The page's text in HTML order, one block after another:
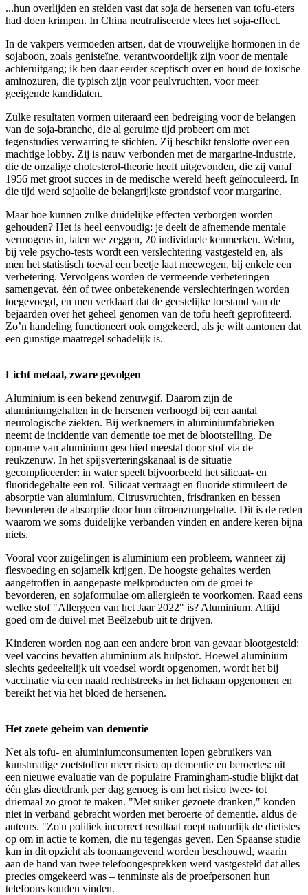
...hun overlijden en stelden vast dat soja de hersenen van tofu-eters
had doen krimpen. In China neutraliseerde vlees het soja-effect.
In de vakpers vermoeden artsen, dat de vrouwelijke hormonen in de
sojaboon, zoals genisteïne, verantwoordelijk zijn voor de mentale
achteruitgang; ik ben daar eerder sceptisch over en houd de toxische
aminozuren, die typisch zijn voor peulvruchten, voor meer
geeigende kandidaten.
Zulke resultaten vormen uiteraard een bedreiging voor de belangen
van de soja-branche, die al geruime tijd probeert om met
tegenstudies verwarring te stichten. Zij beschikt tenslotte over een
machtige lobby. Zij is nauw verbonden met de margarine-industrie,
die de onzalige cholesterol-theorie heeft uitgevonden, die zij vanaf
1956 met groot succes in de medische wereld heeft geïnoculeerd. In
die tijd werd sojaolie de belangrijkste grondstof voor margarine.
Maar hoe kunnen zulke duidelijke effecten verborgen worden
gehouden? Het is heel eenvoudig: je deelt de afnemende mentale
vermogens in, laten we zeggen, 20 individuele kenmerken. Welnu,
bij vele psycho-tests wordt een verslechtering vastgesteld en, als
men het statistisch toeval een beetje laat meewegen, bij enkele een
verbetering. Vervolgens worden de vermeende verbeteringen
samengevat, één of twee onbetekenende verslechteringen worden
toegevoegd, en men verklaart dat de geestelijke toestand van de
bejaarden over het geheel genomen van de tofu heeft geprofiteerd.
Zo’n handeling functioneert ook omgekeerd, als je wilt aantonen dat
een gunstige maatregel schadelijk is.
Licht metaal, zware gevolgen
Aluminium is een bekend zenuwgif. Daarom zijn de
aluminiumgehalten in de hersenen verhoogd bij een aantal
neurologische ziekten. Bij werknemers in aluminiumfabrieken
neemt de incidentie van dementie toe met de blootstelling. De
opname van aluminium geschied meestal door stof via de
reukzenuw. In het spijsverteringskanaal is de situatie
gecompliceerder: in water speelt bijvoorbeeld het silicaat- en
fluoridegehalte een rol. Silicaat vertraagt en fluoride stimuleert de
absorptie van aluminium. Citrusvruchten, frisdranken en bessen
bevorderen de absorptie door hun citroenzuurgehalte. Dit is de reden
waarom we soms duidelijke verbanden vinden en andere keren bijna
niets.
Vooral voor zuigelingen is aluminium een probleem, wanneer zij
flesvoeding en sojamelk krijgen. De hoogste gehaltes werden
aangetroffen in aangepaste melkproducten om de groei te
bevorderen, en sojaformulae om allergieën te voorkomen. Raad eens
welke stof "Allergeen van het Jaar 2022" is? Aluminium. Altijd
goed om de duivel met Beëlzebub uit te drijven.
Kinderen worden nog aan een andere bron van gevaar blootgesteld:
veel vaccins bevatten aluminium als hulpstof. Hoewel aluminium
slechts gedeeltelijk uit voedsel wordt opgenomen, wordt het bij
vaccinatie via een naald rechtstreeks in het lichaam opgenomen en
bereikt het via het bloed de hersenen.
Het zoete geheim van dementie
Net als tofu- en aluminiumconsumenten lopen gebruikers van
kunstmatige zoetstoffen meer risico op dementie en beroertes: uit
een nieuwe evaluatie van de populaire Framingham-studie blijkt dat
één glas dieetdrank per dag genoeg is om het risico twee- tot
driemaal zo groot te maken. "Met suiker gezoete dranken," konden
niet in verband gebracht worden met beroerte of dementie. aldus de
auteurs. "Zo'n politiek incorrect resultaat roept natuurlijk de dietistes
op om in actie te komen, die nu tegengas geven. Een Spaanse studie
kan in dit opzicht als toonaangevend worden beschouwd, waarin
aan de hand van twee telefoongesprekken werd vastgesteld dat alles
precies omgekeerd was – tenminste als de proefpersonen hun
telefoons konden vinden.